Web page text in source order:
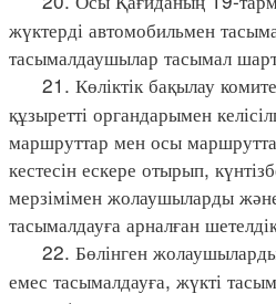
жүктерді автомобильмен
тасымалдаушылар тасымал
21. Көліктік бақылау
құзыретті органдарымен
маршруттар мен осы
кестесін ескере отырып,
мерзімімен жолаушыларды
тасымалдауға арналған
22. Бөлінген
емес тасымалдауға, жүкті